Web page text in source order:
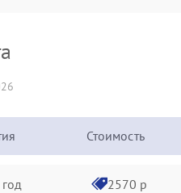
Стоимость
2570 р